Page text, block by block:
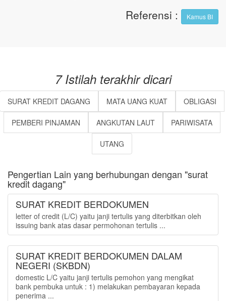
Referensi : Kamus BI
7 Istilah terakhir dicari
SURAT KREDIT DAGANG MATA UANG KUAT OBLIGASI
PEMBERI PINJAMAN ANGKUTAN LAUT PARIWISATA
UTANG
Pengertian Lain yang berhubungan dengan "surat
kredit dagang"
SURAT KREDIT BERDOKUMEN
letter of credit (L/C) yaitu janji tertulis yang diterbitkan oleh
issuing bank atas dasar permohonan tertulis ...
SURAT KREDIT BERDOKUMEN DALAM
NEGERI (SKBDN)
domestic L/C yaitu janji tertulis pemohon yang mengikat
bank pembuka untuk : 1) melakukan pembayaran kepada
penerima ...